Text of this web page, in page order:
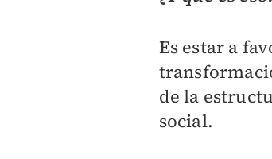
Es estar a
de la
social.